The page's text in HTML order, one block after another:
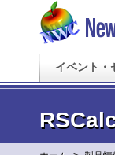
イベント・